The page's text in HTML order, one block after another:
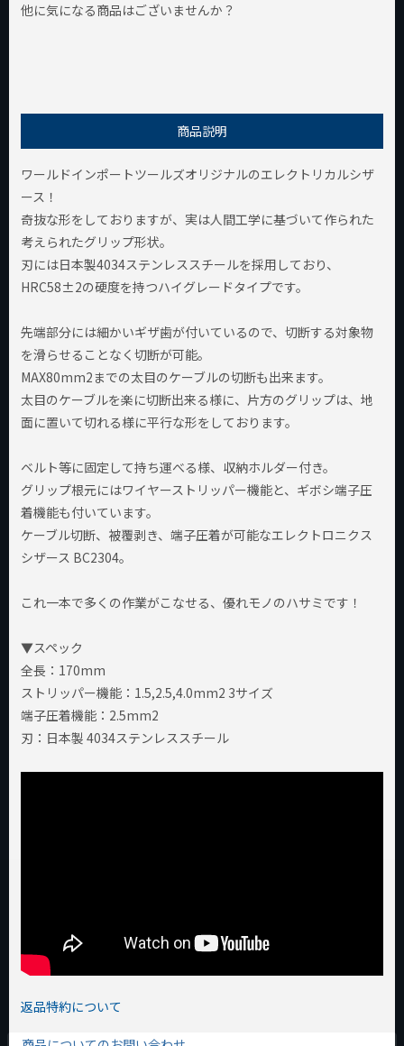
他に気になる商品はございませんか？
商品説明
ワールドインポートツールズオリジナルのエレクトリカルシザ
ース！
奇抜な形をしておりますが、実は人間工学に基づいて作られた
考えられたグリップ形状。
刃には日本製4034ステンレススチールを採用しており、
HRC58±2の硬度を持つハイグレードタイプです。
先端部分には細かいギザ歯が付いているので、切断する対象物
を滑らせることなく切断が可能。
MAX80mm2までの太目のケーブルの切断も出来ます。
太目のケーブルを楽に切断出来る様に、片方のグリップは、地
面に置いて切れる様に平行な形をしております。
ベルト等に固定して持ち運べる様、収納ホルダー付き。
グリップ根元にはワイヤーストリッパー機能と、ギボシ端子圧
着機能も付いています。
ケーブル切断、被覆剥き、端子圧着が可能なエレクトロニクス
シザース BC2304。
これ一本で多くの作業がこなせる、優れモノのハサミです！
▼スペック
全長：170mm
ストリッパー機能：1.5,2.5,4.0mm2 3サイズ
端子圧着機能：2.5mm2
刃：日本製 4034ステンレススチール
WITは、当店ワールドインポートツールズが立ち上げた日本発
返品特約について